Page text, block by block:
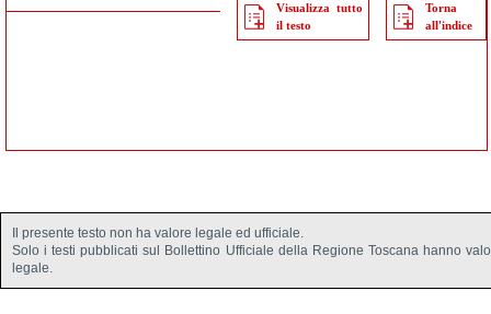
Visualizza tutto
il testo
Torna
all'indice
Il presente testo non ha valore legale ed ufficiale.
Solo i testi pubblicati sul Bollettino Ufficiale della Regione Toscana hanno
legale.